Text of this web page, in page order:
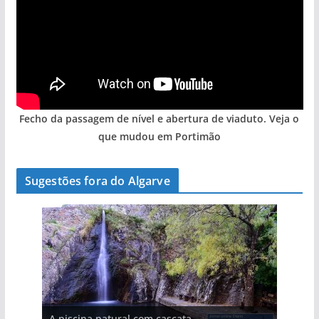
Fecho da passagem de nível e abertura de viaduto. Veja o
que mudou em Portimão
Sugestões fora do Algarve
A aldeia mais portuguesa de Portugal (com